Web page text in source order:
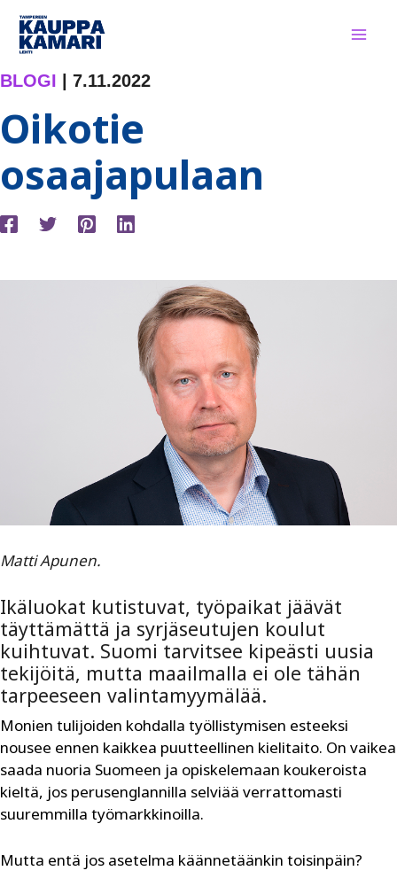
Siirry
sisältöön
BLOGI 7.11.2022
Oikotie
osaajapulaan
Matti Apunen.
Ikäluokat kutistuvat, työpaikat jäävät
täyttämättä ja syrjäseutujen koulut
kuihtuvat. Suomi tarvitsee kipeästi uusia
tekijöitä, mutta maailmalla ei ole tähän
tarpeeseen valintamyymälää.
Monien tulijoiden kohdalla työllistymisen esteeksi
nousee ennen kaikkea puutteellinen kielitaito. On vaikea
saada nuoria Suomeen ja opiskelemaan koukeroista
kieltä, jos perusenglannilla selviää verrattomasti
suuremmilla työmarkkinoilla.
Mutta entä jos asetelma käännetäänkin toisinpäin?